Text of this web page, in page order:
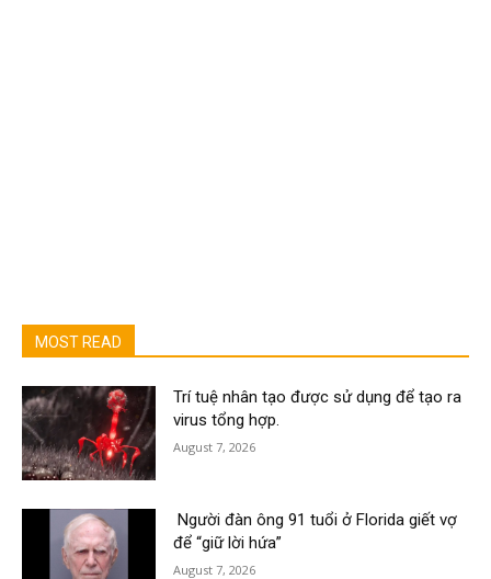
MOST READ
Trí tuệ nhân tạo được sử dụng để tạo ra
virus tổng hợp.
August 7, 2026
Người đàn ông 91 tuổi ở Florida giết vợ
để “giữ lời hứa”
August 7, 2026